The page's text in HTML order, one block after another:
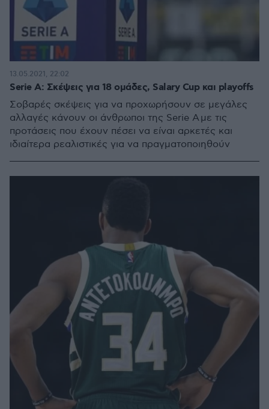
Serie A: Σκέψεις για 18 ομάδες, Salary Cup και playoffs
Σοβαρές σκέψεις για να προχωρήσουν σε μεγάλες
αλλαγές κάνουν οι άνθρωποι της Serie A με τις
προτάσεις που έχουν πέσει να είναι αρκετές και
ιδιαίτερα ρεαλιστικές για να πραγματοποιηθούν
13.05.2021, 22:02